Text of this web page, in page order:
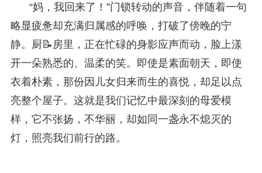
“妈，我回来了！”门锁转动的声音，伴随着一句
略显疲惫却充满归属感的呼唤，打破了傍晚的宁
静。厨📝房里，正在忙碌的身影应声而动，脸上漾
开一朵熟悉的、温柔的笑。即使是素面朝天，即使
衣着朴素，那份因儿女归来而生的喜悦，却足以点
亮整个屋子。这就是我们记忆中最深刻的母爱模
样，它不张扬，不华丽，却如同一盏永不熄灭的
灯，照亮我们前行的路。